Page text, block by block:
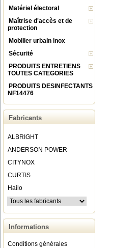
Matériel électoral
Maîtrise d'accès et de
protection
Mobilier urbain inox
Sécurité
PRODUITS ENTRETIENS
TOUTES CATEGORIES
PRODUITS DESINFECTANTS
NF14476
Fabricants
ALBRIGHT
ANDERSON POWER
CITYNOX
CURTIS
Hailo
Informations
Conditions générales